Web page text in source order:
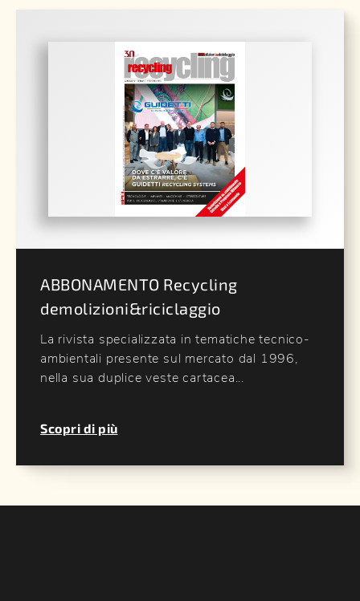
ABBONAMENTO Recycling
demolizioni&riciclaggio
La rivista specializzata in tematiche tecnico-
ambientali presente sul mercato dal 1996,
nella sua duplice veste cartacea...
Scopri di più